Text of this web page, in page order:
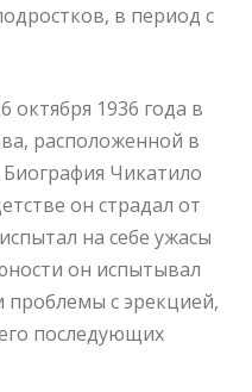
в период с
октября 1936 года в
расположенной в
Биография Чикатило
он страдал от
на себе ужасы
он испытывал
проблемы с эрекцией,
последующих